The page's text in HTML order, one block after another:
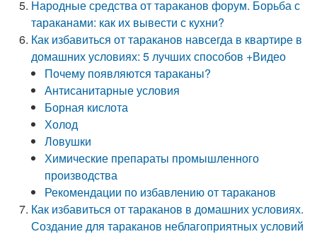
Народные средства от тараканов форум. Борьба с
тараканами: как их вывести с кухни?
Как избавиться от тараканов навсегда в квартире в
домашних условиях: 5 лучших способов +Видео
Почему появляются тараканы?
Антисанитарные условия
Борная кислота
Холод
Ловушки
Химические препараты промышленного
производства
Рекомендации по избавлению от тараканов
Как избавиться от тараканов в домашних условиях.
Создание для тараканов неблагоприятных условий